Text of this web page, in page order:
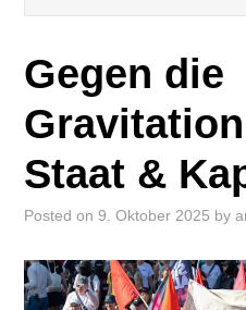
KONTAKT
Gegen die
Staat &
Posted on9. Oktober 2025 by